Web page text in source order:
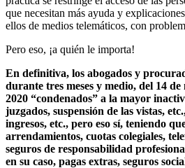
que necesitan más ayuda y
ellos de medios telemáticos, con
Pero eso, ¡a quién le importa!
En definitiva, los abogados y
durante tres meses y medio, del 14
2020 “condenados” a la mayor
juzgados, suspensión de las vistas,
ingresos, etc., pero eso sí, teniendo
arrendamientos, cuotas colegiales,
seguros de responsabilidad
en su caso, pagas extras, seguros